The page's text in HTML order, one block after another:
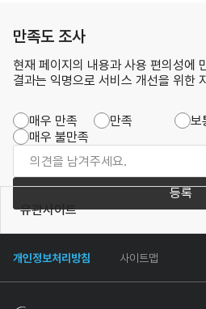
만족도 조사
현재 페이지의 내용과 사용 편의성에
결과는 익명으로 서비스 개선을 위한
매우 만족 만족 보
매우 불만족
등록
개인정보처리방침 사이트맵
유관사이트